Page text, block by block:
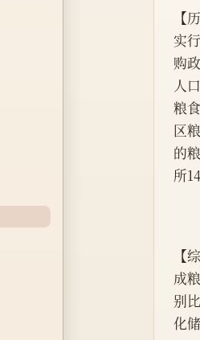
【
实
购
人
粮
区
的
所
【
成
别
化